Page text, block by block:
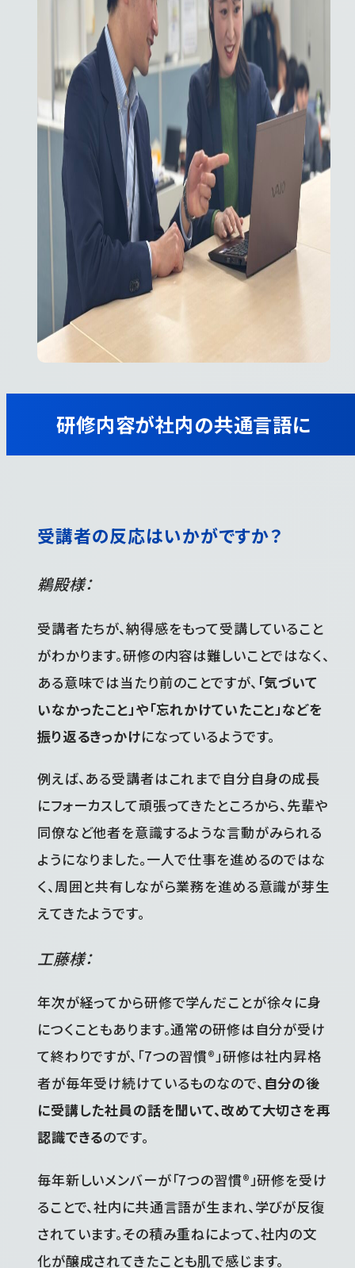
研修内容が社内の共通言語に
受講者の反応はいかがですか？
鵜殿様：
受講者たちが、納得感をもって受講していること
がわかります。研修の内容は難しいことではなく、
ある意味では当たり前のことですが、 「気づいて
いなかったこと」や「忘れかけていたこと」などを
振り返るきっかけになっているようです。
例えば、ある受講者はこれまで自分自身の成長
にフォーカスして頑張ってきたところから、先輩や
同僚など他者を意識するような言動がみられる
ようになりました。一人で仕事を進めるのではな
く、周囲と共有しながら業務を進める意識が芽生
えてきたようです。
工藤様：
年次が経ってから研修で学んだことが徐々に身
につくこともあります。通常の研修は自分が受け
て終わりですが、「7つの習慣®」研修は社内昇格
者が毎年受け続けているものなので、 自分の後
に受講した社員の話を聞いて、改めて大切さを再
認識できるのです。
毎年新しいメンバーが「7つの習慣®」研修を受け
ることで、社内に共通言語が生まれ、学びが反復
されています。その積み重ねによって、社内の文
化が醸成されてきたことも肌で感じます。